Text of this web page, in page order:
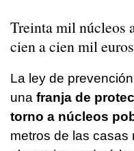
Treinta mil núcleos
cien a cien mil euros
La ley de
una franja de
torno a núcleos
metros de las casas